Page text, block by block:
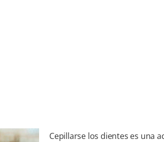
Cepillarse los dientes es una